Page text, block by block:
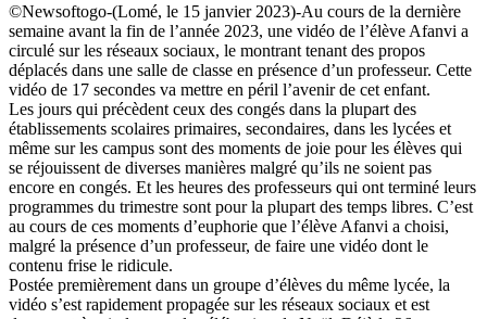
©Newsoftogo-(Lomé, le 15 janvier 2023)-Au cours de la dernière
semaine avant la fin de l’année 2023, une vidéo de l’élève Afanvi a
circulé sur les réseaux sociaux, le montrant tenant des propos
déplacés dans une salle de classe en présence d’un professeur. Cette
vidéo de 17 secondes va mettre en péril l’avenir de cet enfant.
Les jours qui précèdent ceux des congés dans la plupart des
établissements scolaires primaires, secondaires, dans les lycées et
même sur les campus sont des moments de joie pour les élèves qui
se réjouissent de diverses manières malgré qu’ils ne soient pas
encore en congés. Et les heures des professeurs qui ont terminé leurs
programmes du trimestre sont pour la plupart des temps libres. C’est
au cours de ces moments d’euphorie que l’élève Afanvi a choisi,
malgré la présence d’un professeur, de faire une vidéo dont le
contenu frise le ridicule.
Postée premièrement dans un groupe d’élèves du même lycée, la
vidéo s’est rapidement propagée sur les réseaux sociaux et est